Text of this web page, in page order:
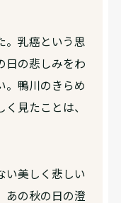
。乳癌という思
日の悲しみをわ
。鴨川のきらめ
見たことは、
い美しく悲しい
あの秋の日の澄